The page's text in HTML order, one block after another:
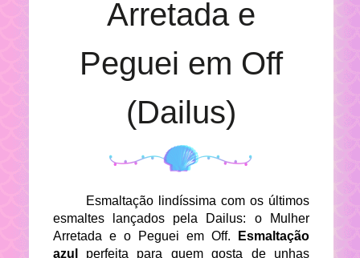
Arretada e
Peguei em Off
(Dailus)
Esmaltação lindíssima com os últimos
esmaltes lançados pela Dailus: o Mulher
Arretada e o Peguei em Off.
Esmaltação
azul perfeita para quem gosta de unhas